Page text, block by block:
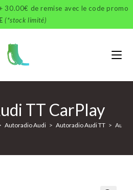
30.00€ de remise avec le code promo
(*stock limité)
TT CarPlay
Autoradio Audi > Autoradio Audi TT >